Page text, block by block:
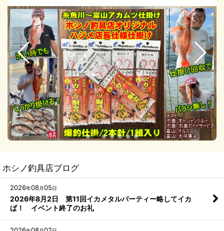
ホシノ釣具店ブログ
2026年08月05日
2026年8月2日 第11回イカメタルパーティー略してイカ
ぱ！ イベント終了のお礼